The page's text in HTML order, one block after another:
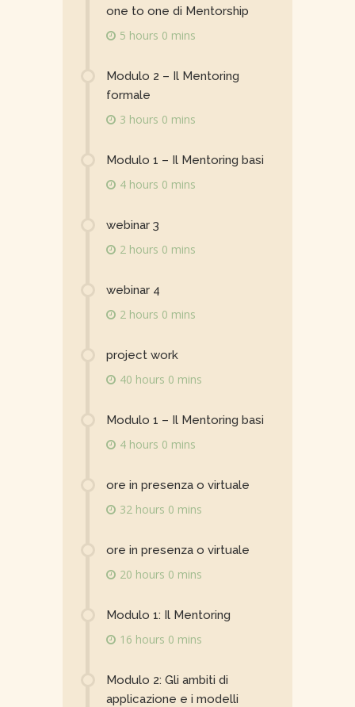
one to one di Mentorship
5 hours 0 mins
Modulo 2 – Il Mentoring
formale
3 hours 0 mins
Modulo 1 – Il Mentoring basi
4 hours 0 mins
webinar 3
2 hours 0 mins
webinar 4
2 hours 0 mins
project work
40 hours 0 mins
Modulo 1 – Il Mentoring basi
4 hours 0 mins
ore in presenza o virtuale
32 hours 0 mins
ore in presenza o virtuale
20 hours 0 mins
Modulo 1: Il Mentoring
16 hours 0 mins
Modulo 2: Gli ambiti di
applicazione e i modelli